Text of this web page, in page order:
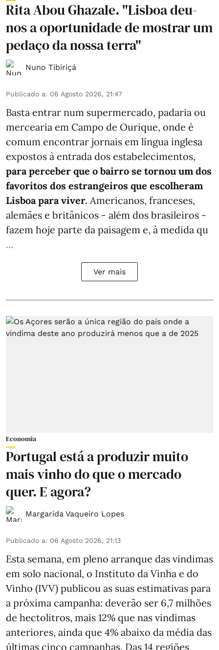
Rita Abou Ghazale. "Lisboa deu-
nos a oportunidade de mostrar um
pedaço da nossa terra"
Nuno Tibiriçá
Publicado a: 06 Agosto 2026, 21:47
Basta entrar num supermercado, padaria ou
mercearia em Campo de Ourique, onde é
comum encontrar jornais em língua inglesa
expostos à entrada dos estabelecimentos,
para perceber que o bairro se tornou um dos
favoritos dos estrangeiros que escolheram
Lisboa para viver. Americanos, franceses,
alemães e britânicos - além dos brasileiros -
fazem hoje parte da paisagem e, à medida qu
...
Ver mais
Economia
Portugal está a produzir muito
mais vinho do que o mercado
quer. E agora?
Margarida Vaqueiro Lopes
Publicado a: 06 Agosto 2026, 21:13
Esta semana, em pleno arranque das vindimas
em solo nacional, o Instituto da Vinha e do
Vinho (IVV) publicou as suas estimativas para
a próxima campanha: deverão ser 6,7 milhões
de hectolitros, mais 12% que nas vindimas
anteriores, ainda que 4% abaixo da média das
últimas cinco campanhas. Das 14 regiões